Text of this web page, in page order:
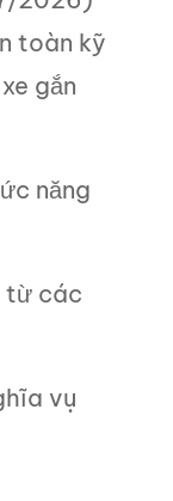
toàn kỹ
gắn
năng
từ các
vụ